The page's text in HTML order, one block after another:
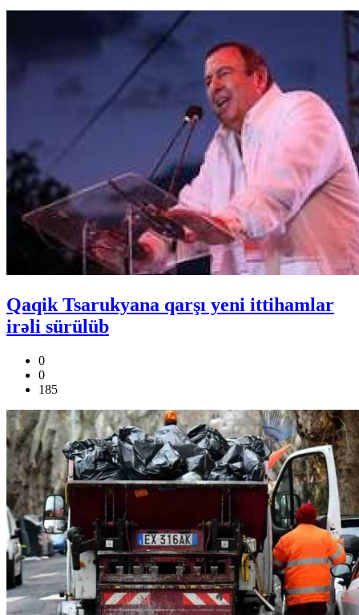
Qaqik Tsarukyana qarşı yeni ittihamlar
irəli sürülüb
0
0
185